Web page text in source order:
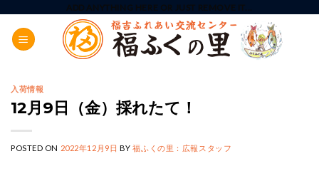
content
ADD ANYTHING HERE OR JUST REMOVE IT...
入荷情報
12月9日（金）採れたて！
POSTED ON 2022年12月9日 BY福ふくの里：広報スタッフ